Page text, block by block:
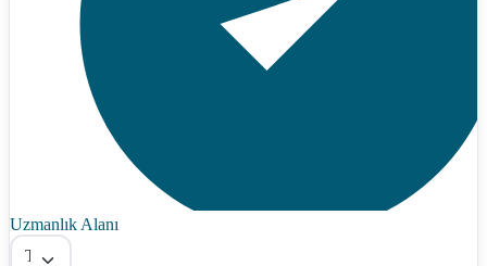
Uzmanlık Alanı
Tümü